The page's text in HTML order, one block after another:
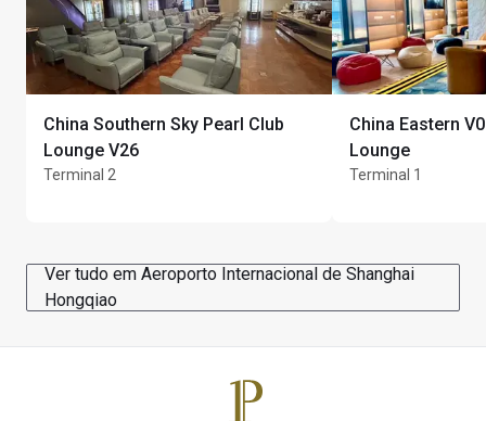
China Southern Sky Pearl Club
Lounge V26
Terminal 2
China Eastern
Lounge
Terminal 1
Ver tudo em Aeroporto Internacional de Shanghai
Hongqiao